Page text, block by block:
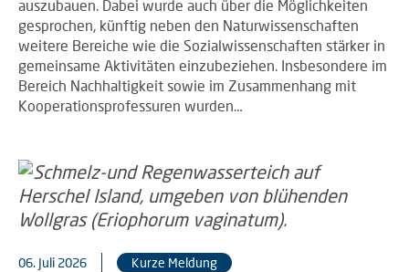
auszubauen. Dabei wurde auch über die Möglichkeiten
gesprochen, künftig neben den Naturwissenschaften
weitere Bereiche wie die Sozialwissenschaften stärker in
gemeinsame Aktivitäten einzubeziehen. Insbesondere im
Bereich Nachhaltigkeit sowie im Zusammenhang mit
Kooperationsprofessuren wurden…
06. Juli 2026 Kurze Meldung